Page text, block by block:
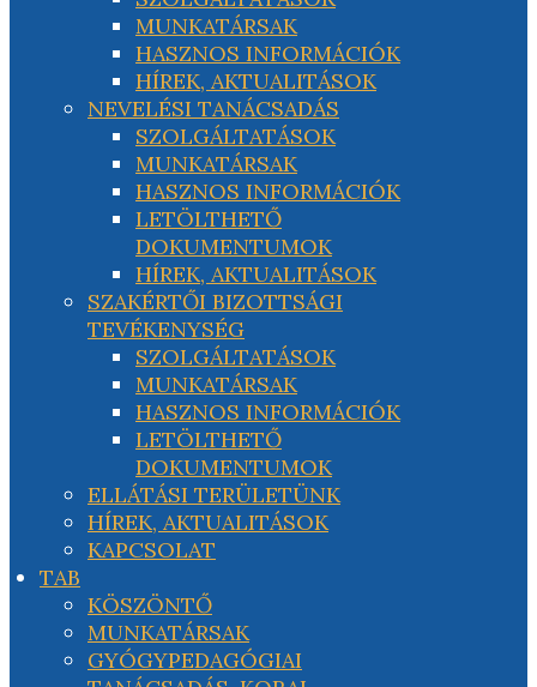
MUNKATÁRSAK
HASZNOS INFORMÁCIÓK
HÍREK, AKTUALITÁSOK
NEVELÉSI TANÁCSADÁS
SZOLGÁLTATÁSOK
MUNKATÁRSAK
HASZNOS INFORMÁCIÓK
LETÖLTHETŐ
DOKUMENTUMOK
HÍREK, AKTUALITÁSOK
SZAKÉRTŐI BIZOTTSÁGI
TEVÉKENYSÉG
SZOLGÁLTATÁSOK
MUNKATÁRSAK
HASZNOS INFORMÁCIÓK
LETÖLTHETŐ
DOKUMENTUMOK
ELLÁTÁSI TERÜLETÜNK
HÍREK, AKTUALITÁSOK
KAPCSOLAT
TAB
KÖSZÖNTŐ
MUNKATÁRSAK
GYÓGYPEDAGÓGIAI